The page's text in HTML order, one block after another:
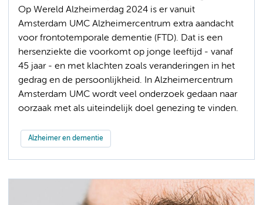
Op Wereld Alzheimerdag 2024 is er vanuit
Amsterdam UMC Alzheimercentrum extra aandacht
voor frontotemporale dementie (FTD). Dat is een
hersenziekte die voorkomt op jonge leeftijd - vanaf
45 jaar - en met klachten zoals veranderingen in het
gedrag en de persoonlijkheid. In Alzheimercentrum
Amsterdam UMC wordt veel onderzoek gedaan naar
oorzaak met als uiteindelijk doel genezing te vinden.
Alzheimer en dementie